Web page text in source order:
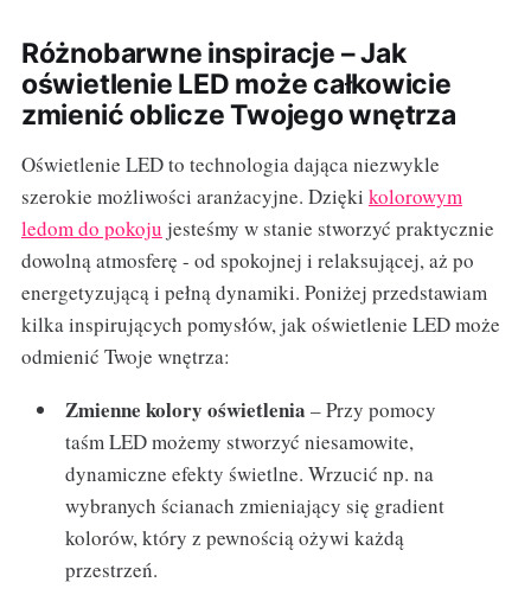
Różnobarwne inspiracje – Jak
oświetlenie LED może całkowicie
zmienić oblicze Twojego wnętrza
Oświetlenie LED to technologia dająca niezwykle
szerokie możliwości aranżacyjne. Dzięki kolorowym
ledom do pokoju jesteśmy w stanie stworzyć praktycznie
dowolną atmosferę - od spokojnej i relaksującej, aż po
energetyzującą i pełną dynamiki. Poniżej przedstawiam
kilka inspirujących pomysłów, jak oświetlenie LED może
odmienić Twoje wnętrza:
Zmienne kolory oświetlenia – Przy pomocy
taśm LED możemy stworzyć niesamowite,
dynamiczne efekty świetlne. Wrzucić np. na
wybranych ścianach zmieniający się gradient
kolorów, który z pewnością ożywi każdą
przestrzeń.